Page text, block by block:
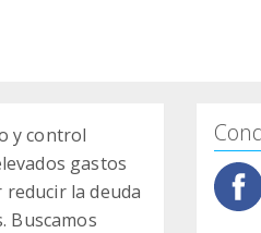
y control
gastos
la deuda
Buscamos